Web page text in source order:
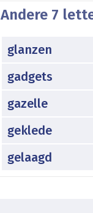
Andere 7
glanzen
gadgets
gazelle
geklede
gelaagd